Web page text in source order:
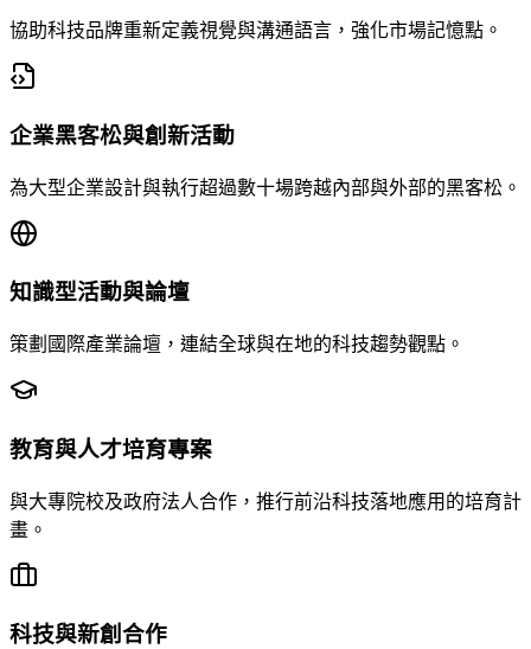
協助科技品牌重新定義視覺與溝通語言，強化市場記憶點。
企業黑客松與創新活動
為大型企業設計與執行超過數十場跨越內部與外部的黑客松。
知識型活動與論壇
策劃國際產業論壇，連結全球與在地的科技趨勢觀點。
教育與人才培育專案
與大專院校及政府法人合作，推行前沿科技落地應用的培育計
畫。
科技與新創合作